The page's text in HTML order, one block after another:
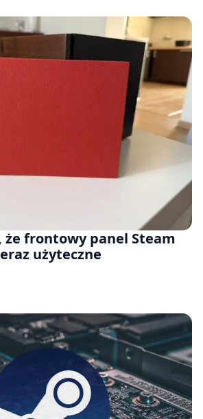
że frontowy panel Steam
użyteczne